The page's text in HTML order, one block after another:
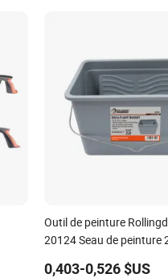
Outil de peinture
20124 Seau de peinture
0,403-0,526 $US